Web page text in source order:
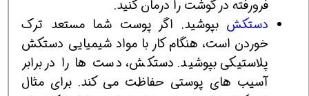
فرورفته در گوشت را درمان کنید.
دستکش بپوشید. اگر پوست شما مستعد ترک
خوردن است، هنگام کار با مواد شیمیایی دستکش
پلاستیکی بپوشید. دستکش، دست ها را در برابر
آسیب های پوستی حفاظت می کند. برای مثال